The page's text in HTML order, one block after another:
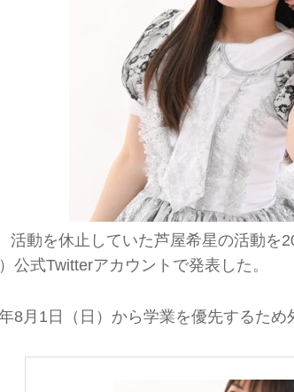
活動を休止していた芦屋希星の活動を
公式Twitterアカウントで発表した。
8月1日（日）から学業を優先するため